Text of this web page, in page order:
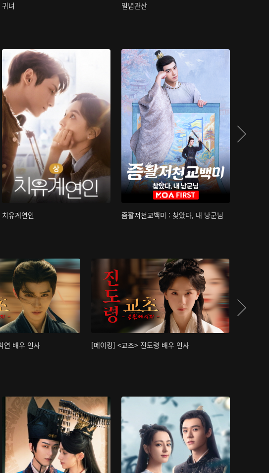
귀녀 일념관산
치유계연인 즘활저천교백미 : 찾았다, 내 낭군님
연 배우 인사 [메이킹] <교초> 진도령 배우 인사